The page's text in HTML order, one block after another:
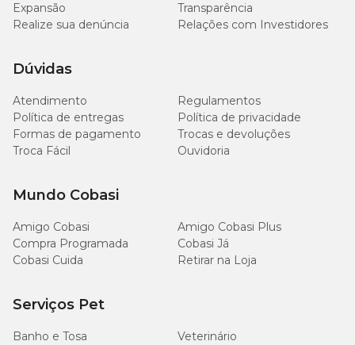
Expansão
Transparência
Realize sua denúncia
Relações com Investidores
Dúvidas
Atendimento
Regulamentos
Política de entregas
Política de privacidade
Formas de pagamento
Trocas e devoluções
Troca Fácil
Ouvidoria
Mundo Cobasi
Amigo Cobasi
Amigo Cobasi Plus
Compra Programada
Cobasi Já
Cobasi Cuida
Retirar na Loja
Serviços Pet
Banho e Tosa
Veterinário